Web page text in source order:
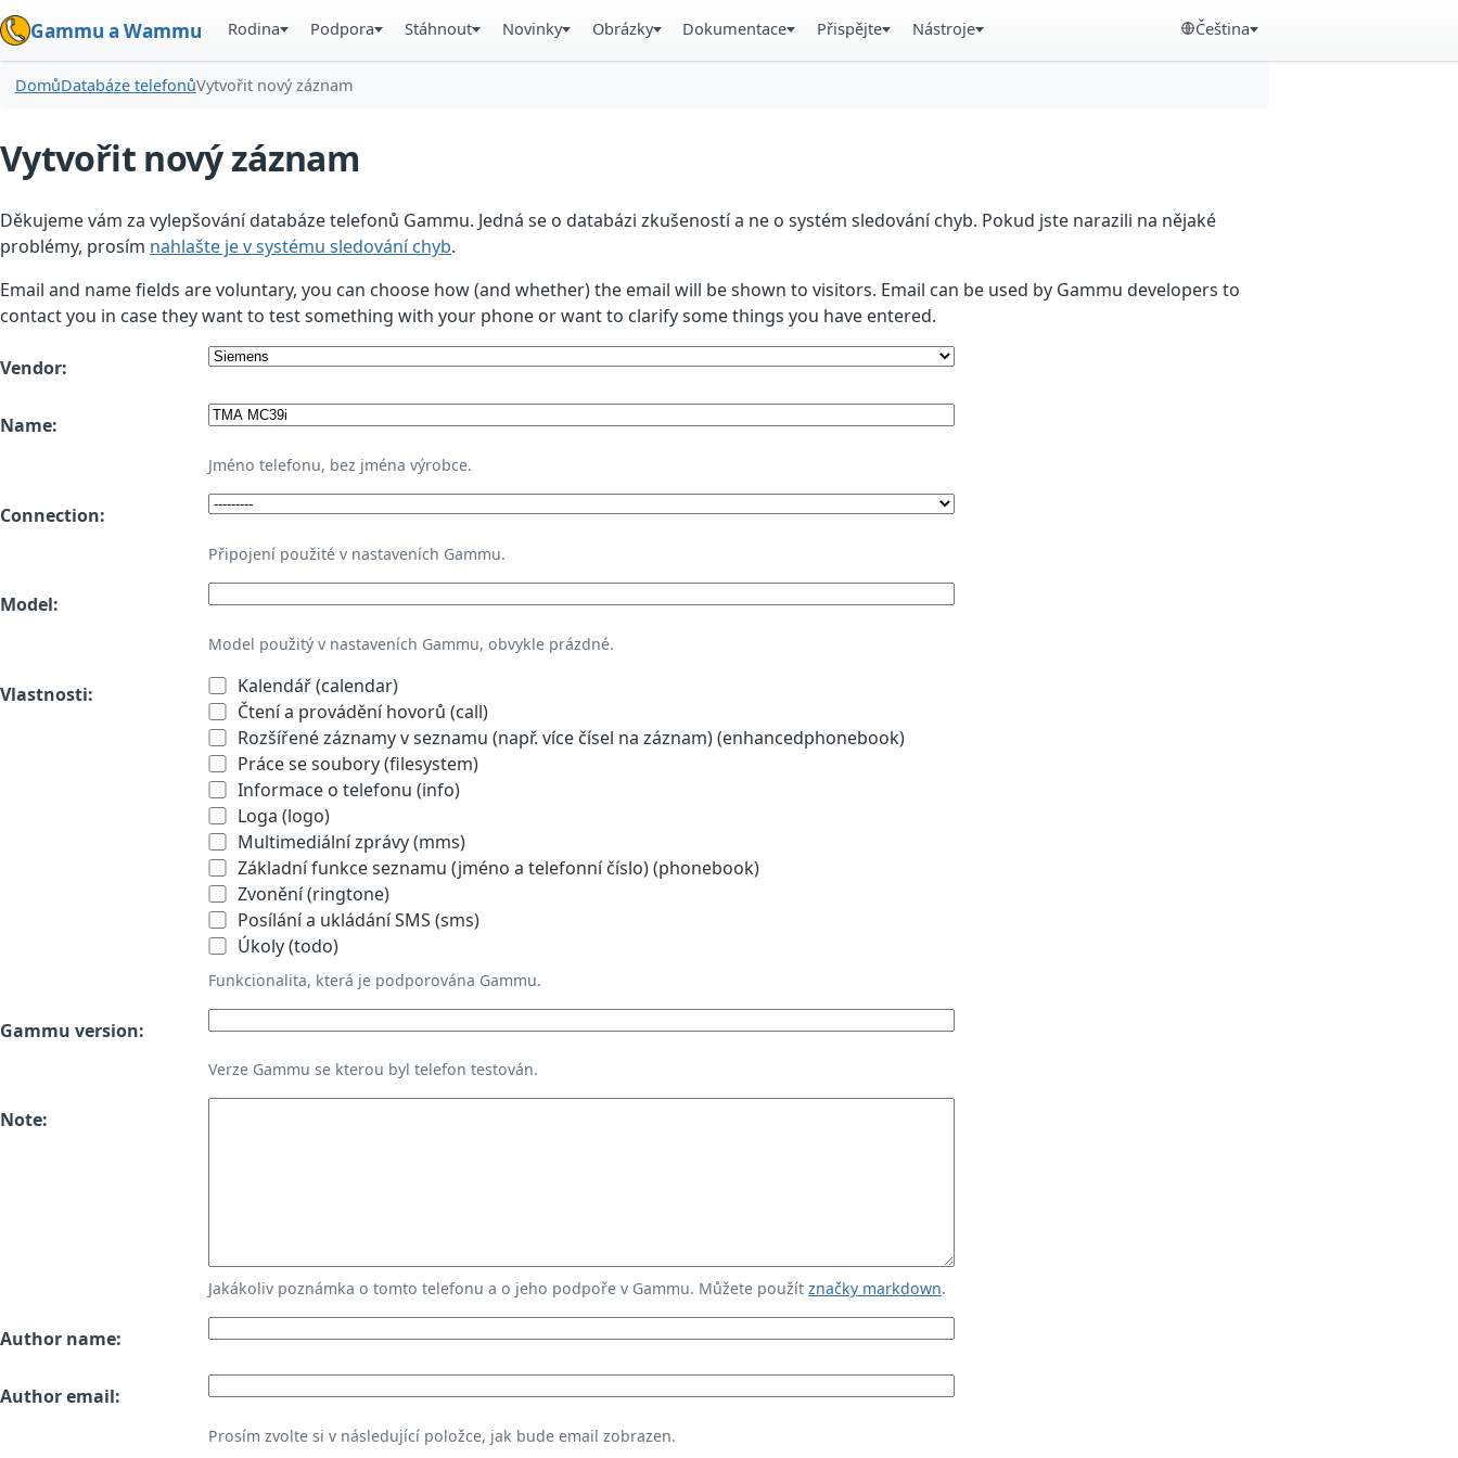
Gammu a Wammu Rodina Podpora Stáhnout Novinky Obrázky Dokumentace Přispějte Nástroje Čeština
DomůDatabáze telefonůVytvořit nový záznam
Vytvořit nový záznam
Děkujeme vám za vylepšování databáze telefonů Gammu. Jedná se o databázi zkušeností a ne o systém sledování chyb. Pokud jste narazili na nějaké
problémy, prosím nahlašte je v systému sledování chyb.
Email and name fields are voluntary, you can choose how (and whether) the email will be shown to visitors. Email can be used by Gammu developers to
contact you in case they want to test something with your phone or want to clarify some things you have entered.
Vendor:
Name:
Jméno telefonu, bez jména výrobce.
Connection:
Připojení použité v nastaveních Gammu.
Model:
Model použitý v nastaveních Gammu, obvykle prázdné.
Vlastnosti:
Kalendář (calendar)
Čtení a provádění hovorů (call)
Rozšířené záznamy v seznamu (např. více čísel na záznam) (enhancedphonebook)
Práce se soubory (filesystem)
Informace o telefonu (info)
Loga (logo)
Multimediální zprávy (mms)
Základní funkce seznamu (jméno a telefonní číslo) (phonebook)
Zvonění (ringtone)
Posílání a ukládání SMS (sms)
Úkoly (todo)
Funkcionalita, která je podporována Gammu.
Gammu version:
Verze Gammu se kterou byl telefon testován.
Note:
Jakákoliv poznámka o tomto telefonu a o jeho podpoře v Gammu. Můžete použít značky markdown.
Author name:
Author email:
Prosím zvolte si v následující položce, jak bude email zobrazen.